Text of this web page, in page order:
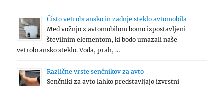
Čisto vetrobransko in zadnje steklo avtomobila
Med vožnjo z avtomobilom bomo izpostavljeni
številnim elementom, ki bodo umazali naše
vetrobransko steklo. Voda, prah, …
Različne vrste senčnikov za avto
Senčniki za avto lahko predstavljajo izvrstni